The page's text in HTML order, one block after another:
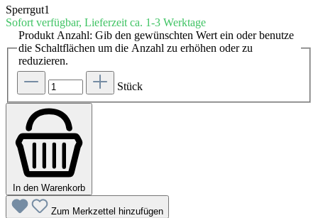
Sperrgut1
Sofort verfügbar, Lieferzeit ca. 1-3 Werktage
Produkt Anzahl: Gib den gewünschten Wert ein oder benutze
die Schaltflächen um die Anzahl zu erhöhen oder zu
reduzieren.
Stück
In den Warenkorb
Zum Merkzettel hinzufügen